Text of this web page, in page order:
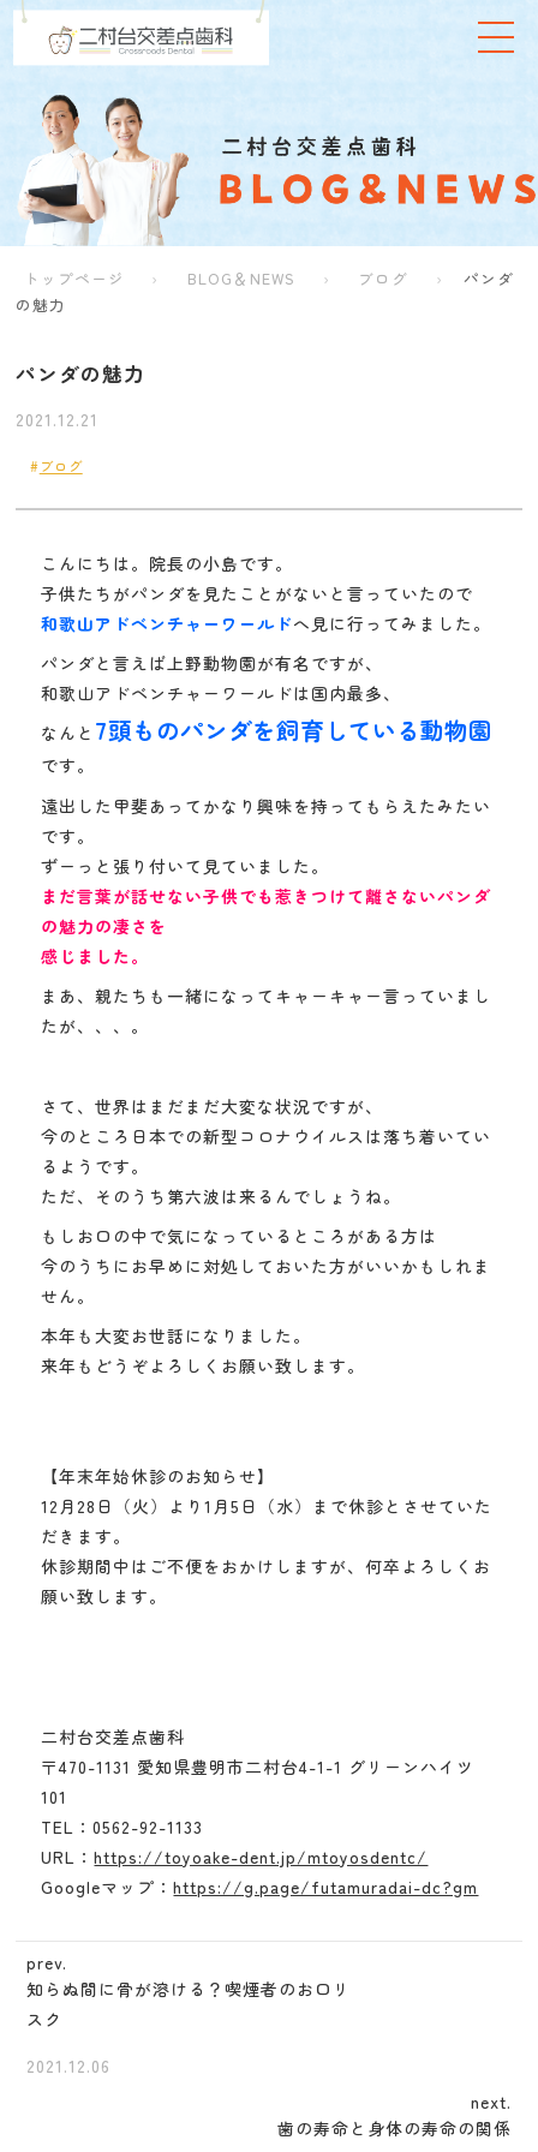
トップページ BLOG＆NEWS ブログ
パンダ
の魅力
パンダの魅力
2021.12.21
ブログ
こんにちは。院長の小島です。
子供たちがパンダを見たことがないと言っていたので
和歌山アドベンチャーワールドへ見に行ってみました。
パンダと言えば上野動物園が有名ですが、
和歌山アドベンチャーワールドは国内最多、
なんと 7頭ものパンダを飼育している動物園
です。
遠出した甲斐あってかなり興味を持ってもらえたみたい
です。
ずーっと張り付いて見ていました。
まだ言葉が話せない子供でも惹きつけて離さないパンダ
の魅力の凄さを
感じました。
まあ、親たちも一緒になってキャーキャー言っていまし
たが、、、。
さて、世界はまだまだ大変な状況ですが、
今のところ日本での新型コロナウイルスは落ち着いてい
るようです。
ただ、そのうち第六波は来るんでしょうね。
もしお口の中で気になっているところがある方は
今のうちにお早めに対処しておいた方がいいかもしれま
せん。
本年も大変お世話になりました。
来年もどうぞよろしくお願い致します。
【年末年始休診のお知らせ】
12月28日（火）より1月5日（水）まで休診とさせていた
だきます。
休診期間中はご不便をおかけしますが、何卒よろしくお
願い致します。
二村台交差点歯科
〒470-1131 愛知県豊明市二村台4-1-1 グリーンハイツ
101
TEL：0562-92-1133
URL：https://toyoake-dent.jp/mtoyosdentc/
Googleマップ：https://g.page/futamuradai-dc?gm
prev.
知らぬ間に骨が溶ける？喫煙者のお口リ
スク
2021.12.06
next.
歯の寿命と身体の寿命の関係